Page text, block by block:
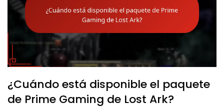
¿Cuándo está disponible el paquete
de Prime Gaming de Lost Ark?